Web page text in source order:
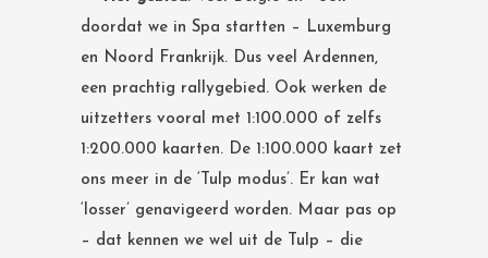
doordat we in Spa startten – Luxemburg
en Noord Frankrijk. Dus veel Ardennen,
een prachtig rallygebied. Ook werken de
uitzetters vooral met 1:100.000 of zelfs
1:200.000 kaarten. De 1:100.000 kaart zet
ons meer in de ‘Tulp modus’. Er kan wat
‘losser’ genavigeerd worden. Maar pas op
– dat kennen we wel uit de Tulp – die